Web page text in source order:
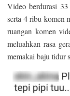
Video berdurasi
serta 4 ribu komen
ruangan komen
meluahkan rasa
memakai baju tidur